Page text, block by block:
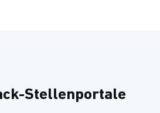
Stellenportale